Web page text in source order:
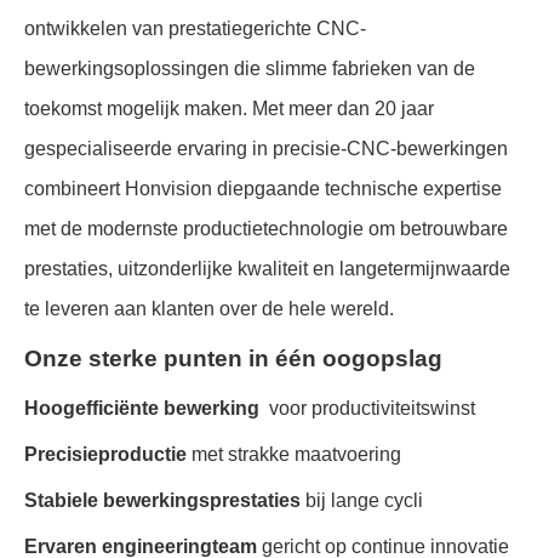
ontwikkelen van prestatiegerichte CNC-
bewerkingsoplossingen die slimme fabrieken van de
toekomst mogelijk maken. Met meer dan 20 jaar
gespecialiseerde ervaring in precisie-CNC-bewerkingen
combineert Honvision diepgaande technische expertise
met de modernste productietechnologie om betrouwbare
prestaties, uitzonderlijke kwaliteit en langetermijnwaarde
te leveren aan klanten over de hele wereld.
Onze sterke punten in één oogopslag
Hoogefficiënte bewerking voor productiviteitswinst
Precisieproductie met strakke maatvoering
Stabiele bewerkingsprestaties bij lange cycli
Ervaren engineeringteam gericht op continue innovatie